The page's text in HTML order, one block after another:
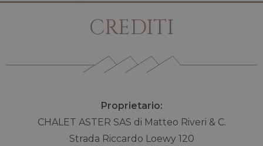
CREDITI
Proprietario:
CHALET ASTER SAS di Matteo Riveri & C.
Strada Riccardo Loewy 120